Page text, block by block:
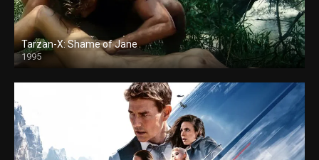
Tarzan-X: Shame of Jane
1995